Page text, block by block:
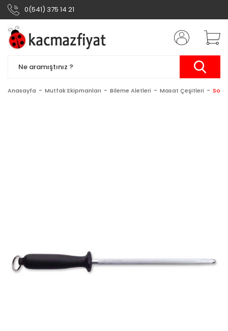
0(541) 375 14 21
Anasayfa Mutfak Ekipmanları Bileme Aletleri Masat Çeşitleri